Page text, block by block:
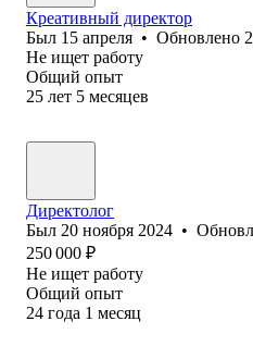
Креативный директор
Был 15 апреля • Обновлено
Не ищет работу
Общий опыт
25 лет 5 месяцев
Директолог
Был 20 ноября 2024 •
250 000 ₽
Не ищет работу
Общий опыт
24 года 1 месяц